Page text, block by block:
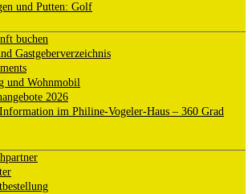
und Putten: Golf
buchen
Gastgeberverzeichnis
und Wohnmobil
2026
im Philine-Vogeler-Haus – 360 Grad